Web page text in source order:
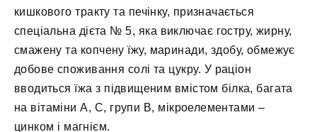
кишкового тракту та печінку, призначається
спеціальна дієта № 5, яка виключає гостру, жирну,
смажену та копчену їжу, маринади, здобу, обмежує
добове споживання солі та цукру. У раціон
вводиться їжа з підвищеним вмістом білка, багата
на вітаміни А, С, групи В, мікроелементами –
цинком і магнієм.